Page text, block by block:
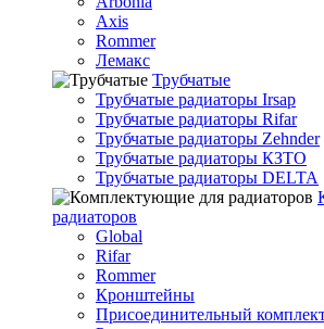
Axis
Rommer
Лемакс
Трубчатые
Трубчатые радиаторы Irsap
Трубчатые радиаторы Rifar
Трубчатые радиаторы Zehnder
Трубчатые радиаторы КЗТО
Трубчатые радиаторы DELTA
радиаторов
Global
Rifar
Rommer
Кронштейны
Присоединительный